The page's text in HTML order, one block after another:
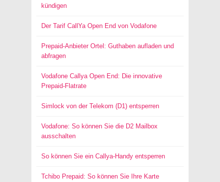
kündigen
Der Tarif CallYa Open End von Vodafone
Prepaid-Anbieter Ortel: Guthaben aufladen und
abfragen
Vodafone Callya Open End: Die innovative
Prepaid-Flatrate
Simlock von der Telekom (D1) entsperren
Vodafone: So können Sie die D2 Mailbox
ausschalten
So können Sie ein Callya-Handy entsperren
Tchibo Prepaid: So können Sie Ihre Karte